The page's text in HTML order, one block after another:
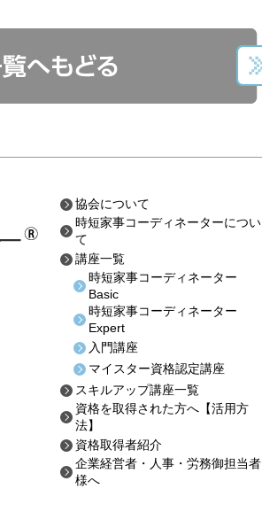
協会について
時短家事コーディネーターについ
て
講座一覧
時短家事コーディネーター
Basic
時短家事コーディネーター
Expert
入門講座
マイスター資格認定講座
スキルアップ講座一覧
資格を取得された方へ 【活用方
法】
資格取得者紹介
企業経営者・人事・労務御担当者
様へ